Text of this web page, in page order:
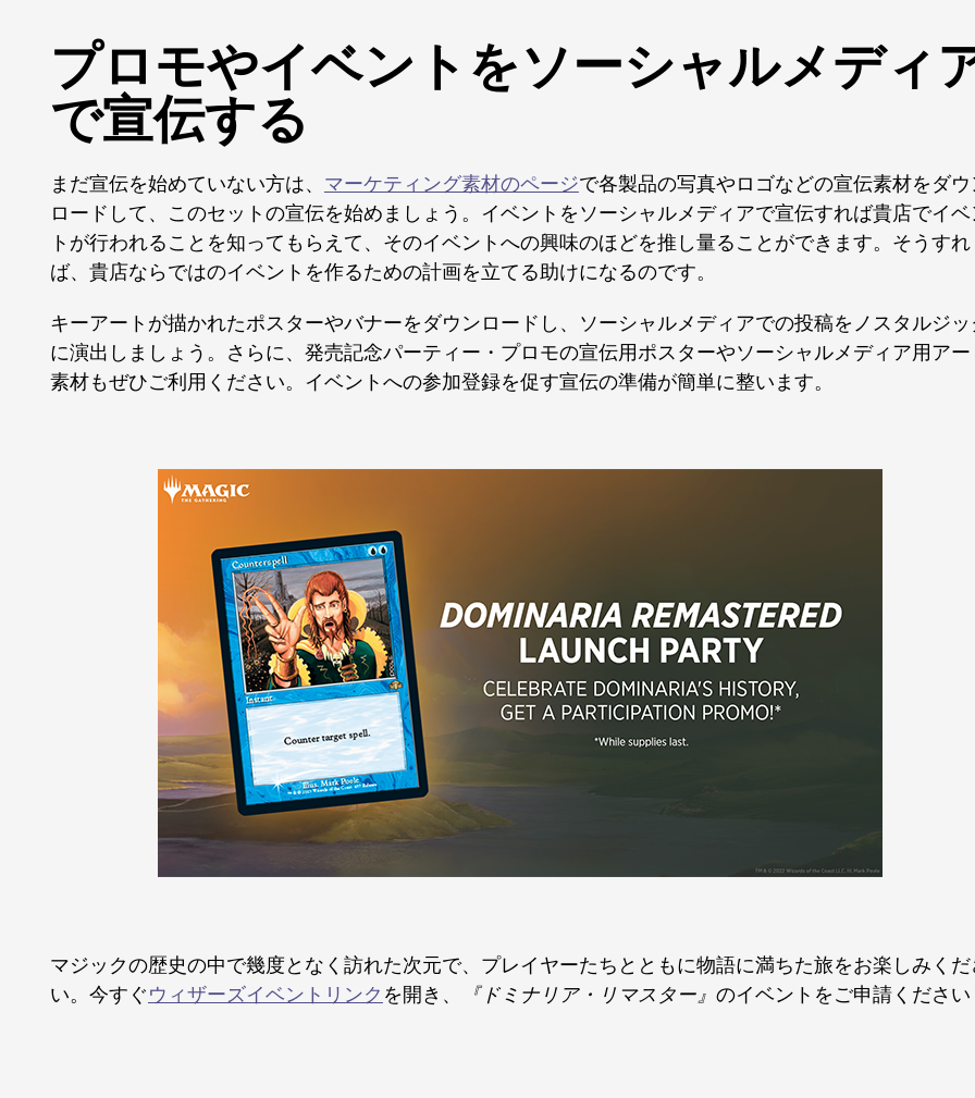
プロモやイベントをソーシャルメディ
で宣伝する
まだ宣伝を始めていない方は、 マーケティング素材のページで各製品の写真やロゴなどの宣伝素材をダ
ロードして、このセットの宣伝を始めましょう。イベントをソーシャルメディアで宣伝すれば貴店でイ
トが行われることを知ってもらえて、そのイベントへの興味のほどを推し量ることができます。そうすれ
ば、貴店ならではのイベントを作るための計画を立てる助けになるのです。
キーアートが描かれたポスターやバナーをダウンロードし、ソーシャルメディアでの投稿をノスタルジ
に演出しましょう。さらに、発売記念パーティー・プロモの宣伝用ポスターやソーシャルメディア用ア
素材もぜひご利用ください。イベントへの参加登録を促す宣伝の準備が簡単に整います。
マジックの歴史の中で幾度となく訪れた次元で、プレイヤーたちとともに物語に満ちた旅をお楽しみく
い。今すぐウィザーズイベントリンク を開き、 『ドミナリア・リマスター』 のイベントをご申請くださ